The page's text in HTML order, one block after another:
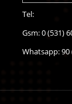
Tel:
Gsm: 0 (531)
Whatsapp: 90